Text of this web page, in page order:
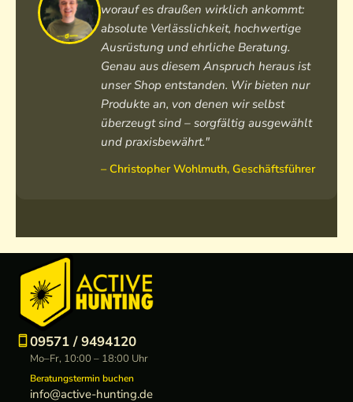
worauf es draußen wirklich ankommt:
absolute Verlässlichkeit, hochwertige
Ausrüstung und ehrliche Beratung.
Genau aus diesem Anspruch heraus ist
unser Shop entstanden. Wir bieten nur
Produkte an, von denen wir selbst
überzeugt sind – sorgfältig ausgewählt
und praxisbewährt."
– Christopher Wohlmuth, Geschäftsführer
09571 / 9494120
Mo–Fr, 10:00 – 18:00 Uhr
Beratungstermin buchen
info@active-hunting.de